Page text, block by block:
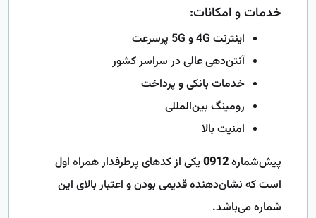
خدمات و امکانات:
اینترنت 4G و 5G پرسرعت
آنتن‌دهی عالی در سراسر کشور
خدمات بانکی و پرداخت
رومینگ بین‌المللی
امنیت بالا
پیش‌شماره0912یکی از کدهای پرطرفدار همراه اول
است که نشان‌دهنده قدیمی بودن و اعتبار بالای این
شماره می‌باشد.